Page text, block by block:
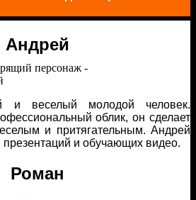
Андрей
и веселый молодой человек.
облик, он сделает
и притягательным. Андрей
презентаций и обучающих видео.
Роман